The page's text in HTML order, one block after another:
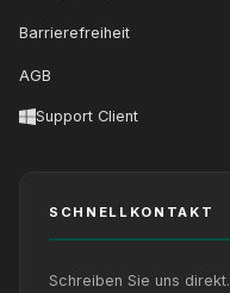
Barrierefreiheit
AGB
Support Client
SCHNELLKONTAKT
Schreiben Sie uns direkt.